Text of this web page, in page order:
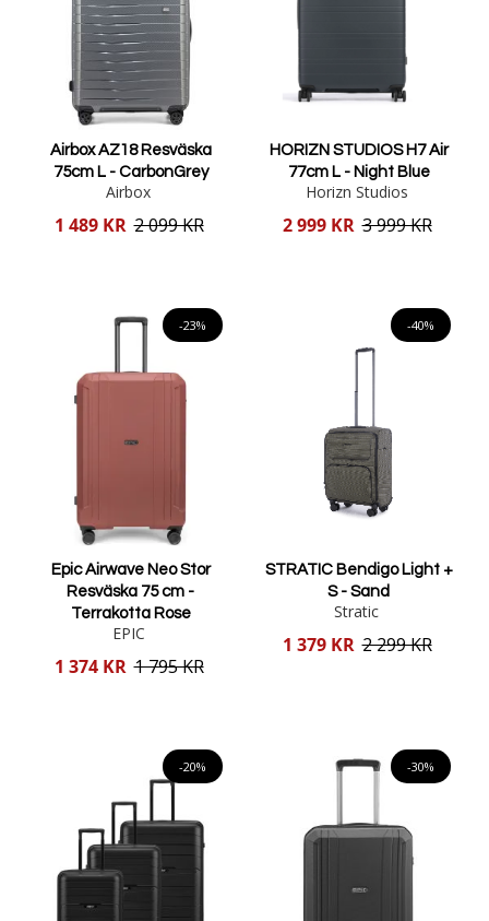
Airbox AZ18 Resväska
75cm L - CarbonGrey
Airbox
Reducerat
1 489 KR 2 099 KR
HORIZN STUDIOS H7 Air
77cm L - Night Blue
Horizn Studios
Reducerat
2 999 KR 3 999 KR
-23%
Epic Airwave Neo Stor
Resväska 75 cm -
Terrakotta Rose
EPIC
Reducerat
1 374 KR 1 795 KR
-40%
STRATIC Bendigo Light +
S - Sand
Stratic
Reducerat
1 379 KR 2 299 KR
-20% -30%